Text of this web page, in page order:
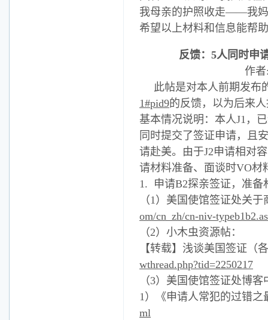
我母亲的护照收走——我妈
希望以上材料和信息能帮
反馈：5人同时申
作
此帖是对本人前期发布
1#pid9的反馈，以为后来
基本情况说明：本人J1，
同时提交了签证申请，且
请赴美。由于J2申请相对
请材料准备、面谈时VO材
1. 申请B2探亲签证，准备
（1）美国使馆签证处关
om/cn_zh/cn-niv-
（2）小木虫资源帖：
【转载】浅谈美国签证（
wthread.php?tid=2250217
（3）美国使馆签证处博
1）《申请人常犯的过错之
ml